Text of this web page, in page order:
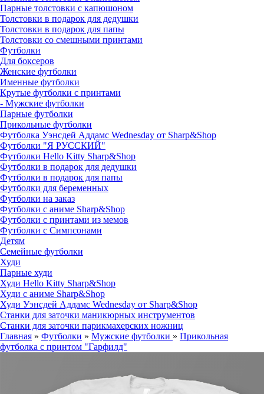
Парные толстовки с капюшоном
Толстовки в подарок для дедушки
Толстовки в подарок для папы
Толстовки со смешными принтами
Футболки
Для боксеров
Женские футболки
Именные футболки
Крутые футболки с принтами
- Мужские футболки
Парные футболки
Прикольные футболки
Футболка Уэнсдей Аддамс Wednesday от Sharp&Shop
Футболки "Я РУССКИЙ"
Футболки Hello Kitty Sharp&Shop
Футболки в подарок для дедушки
Футболки в подарок для папы
Футболки для беременных
Футболки на заказ
Футболки с аниме Sharp&Shop
Футболки с принтами из мемов
Футболки с Симпсонами
Детям
Семейные футболки
Худи
Парные худи
Худи Hello Kitty Sharp&Shop
Худи с аниме Sharp&Shop
Худи Уэнсдей Аддамс Wednesday от Sharp&Shop
Станки для заточки маникюрных инструментов
Станки для заточки парикмахерских ножниц
Главная » Футболки » Мужские футболки » Прикольная
футболка с принтом "Гарфилд"